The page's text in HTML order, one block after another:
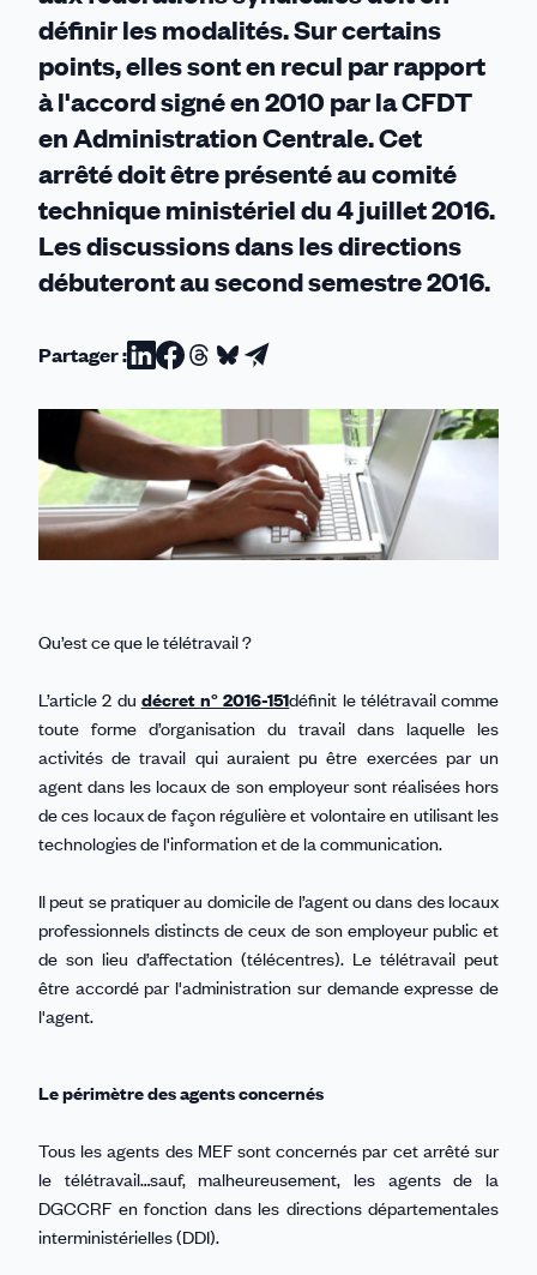
définir les modalités. Sur certains
points, elles sont en recul par rapport
à l'accord signé en 2010 par la CFDT
en Administration Centrale. Cet
arrêté doit être présenté au comité
technique ministériel du 4 juillet 2016.
Les discussions dans les directions
débuteront au second semestre 2016.
Partager :Partager
sur
Linkedin
Partager
sur
Facebook
Partager
sur
Threads
Partager
sur
Bluesky
Partager
par
email
Qu’est ce que le télétravail ?
L’article 2 du décret n° 2016-151définit le télétravail comme
toute forme d’organisation du travail dans laquelle les
activités de travail qui auraient pu être exercées par un
agent dans les locaux de son employeur sont réalisées hors
de ces locaux de façon régulière et volontaire en utilisant les
technologies de l'information et de la communication.
Il peut se pratiquer au domicile de l’agent ou dans des locaux
professionnels distincts de ceux de son employeur public et
de son lieu d’affectation (télécentres). Le télétravail peut
être accordé par l'administration sur demande expresse de
l'agent.
Le périmètre des agents concernés
Tous les agents des MEF sont concernés par cet arrêté sur
le télétravail…sauf, malheureusement, les agents de la
DGCCRF en fonction dans les directions départementales
interministérielles (DDI).